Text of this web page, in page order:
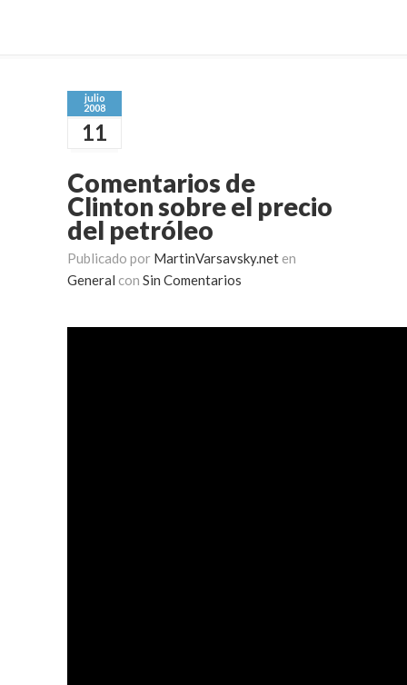
julio
2008
11
Comentarios de
Clinton sobre el precio
del petróleo
Publicado por MartinVarsavsky.net en
General con Sin Comentarios